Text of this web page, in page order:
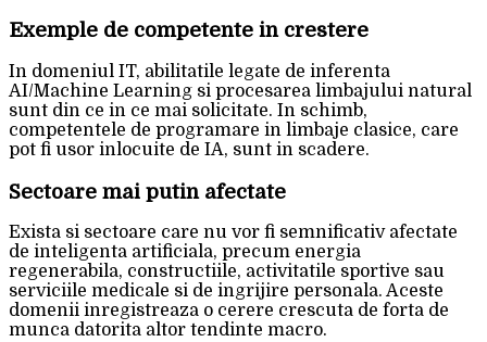
Exemple de competente in crestere
In domeniul IT, abilitatile legate de inferenta
AI/Machine Learning si procesarea limbajului natural
sunt din ce in ce mai solicitate. In schimb,
competentele de programare in limbaje clasice, care
pot fi usor inlocuite de IA, sunt in scadere.
Sectoare mai putin afectate
Exista si sectoare care nu vor fi semnificativ afectate
de inteligenta artificiala, precum energia
regenerabila, constructiile, activitatile sportive sau
serviciile medicale si de ingrijire personala. Aceste
domenii inregistreaza o cerere crescuta de forta de
munca datorita altor tendinte macro.